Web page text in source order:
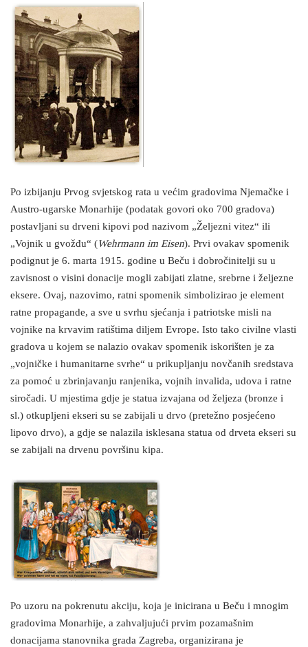
Po izbijanju Prvog svjetskog rata u većim gradovima Njemačke i
Austro-ugarske Monarhije (podatak govori oko 700 gradova)
postavljani su drveni kipovi pod nazivom „Željezni vitez“ ili
„Vojnik u gvožđu“ (Wehrmann im Eisen). Prvi ovakav spomenik
podignut je 6. marta 1915. godine u Beču i dobročinitelji su u
zavisnost o visini donacije mogli zabijati zlatne, srebrne i željezne
eksere. Ovaj, nazovimo, ratni spomenik simbolizirao je element
ratne propagande, a sve u svrhu sjećanja i patriotske misli na
vojnike na krvavim ratištima diljem Evrope. Isto tako civilne vlasti
gradova u kojem se nalazio ovakav spomenik iskorišten je za
„vojničke i humanitarne svrhe“ u prikupljanju novčanih sredstava
za pomoć u zbrinjavanju ranjenika, vojnih invalida, udova i ratne
siročadi. U mjestima gdje je statua izvajana od željeza (bronze i
sl.) otkupljeni ekseri su se zabijali u drvo (pretežno posjećeno
lipovo drvo), a gdje se nalazila isklesana statua od drveta ekseri su
se zabijali na drvenu površinu kipa.
Po uzoru na pokrenutu akciju, koja je inicirana u Beču i mnogim
gradovima Monarhije, a zahvaljujući prvim pozamašnim
donacijama stanovnika grada Zagreba, organizirana je